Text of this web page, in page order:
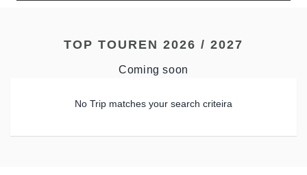
TOP TOUREN 2026 / 2027
Coming soon
No Trip matches your search criteira